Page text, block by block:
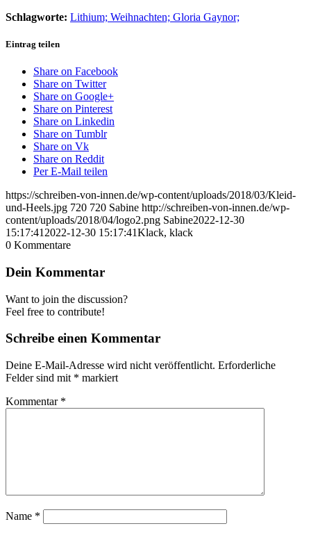
Schlagworte: Lithium; Weihnachten; Gloria Gaynor;
Eintrag teilen
Share on Facebook
Share on Twitter
Share on Google+
Share on Pinterest
Share on Linkedin
Share on Tumblr
Share on Vk
Share on Reddit
Per E-Mail teilen
https://schreiben-von-innen.de/wp-content/uploads/2018/03/Kleid-
und-Heels.jpg 720 720 Sabine http://schreiben-von-innen.de/wp-
content/uploads/2018/04/logo2.png Sabine2022-12-30
15:17:41 2022-12-30 15:17:41Klack, klack
0 Kommentare
Dein Kommentar
Want to join the discussion?
Feel free to contribute!
Schreibe einen Kommentar
Deine E-Mail-Adresse wird nicht veröffentlicht. Erforderliche
Felder sind mit * markiert
Kommentar *
Name *